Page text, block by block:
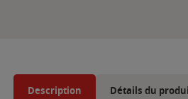
Description Détails du